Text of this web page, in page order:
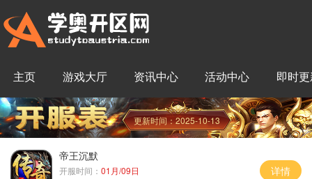
主页 游戏大厅 资讯中心 活动中心 即时
更新时间：2025-10-13
帝王沉默
开服时间： 01月/09日
详情